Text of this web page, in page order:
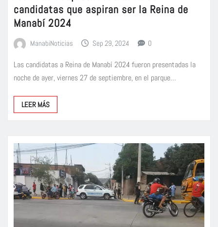
candidatas que aspiran ser la Reina de
Manabí 2024
ManabiNoticias Sep 29, 2024 0
Las candidatas a Reina de Manabí 2024 fueron presentadas la
noche de ayer, viernes 27 de septiembre, en el parque…
LEER MÁS